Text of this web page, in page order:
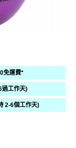
免運費*
過工作天)
2-6個工作天)